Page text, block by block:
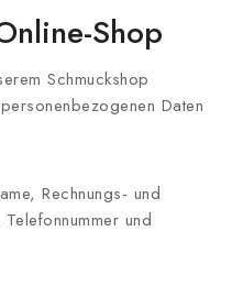
Shop
Schmuckshop
Daten
Rechnungs- und
und